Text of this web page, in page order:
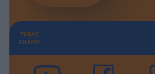
TERAZ
GRAMY